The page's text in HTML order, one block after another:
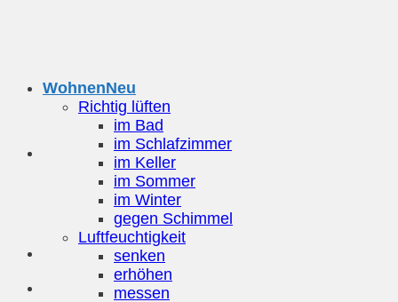
Wohnen
Richtig lüften
im Bad
im Schlafzimmer
im Keller
im Sommer
im Winter
gegen Schimmel
Luftfeuchtigkeit
senken
erhöhen
messen